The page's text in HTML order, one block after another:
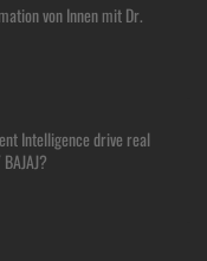
von Innen mit Dr.
Intelligence drive real